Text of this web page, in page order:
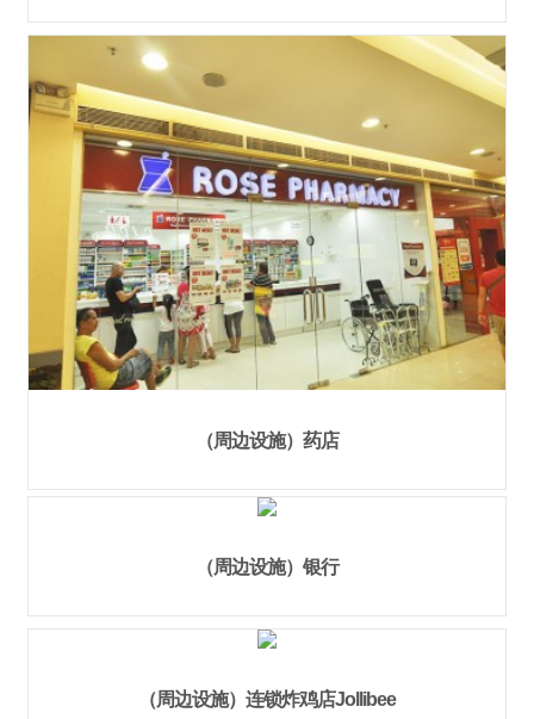
（周边设施）药店
（周边设施）银行
（周边设施）连锁炸鸡店Jollibee